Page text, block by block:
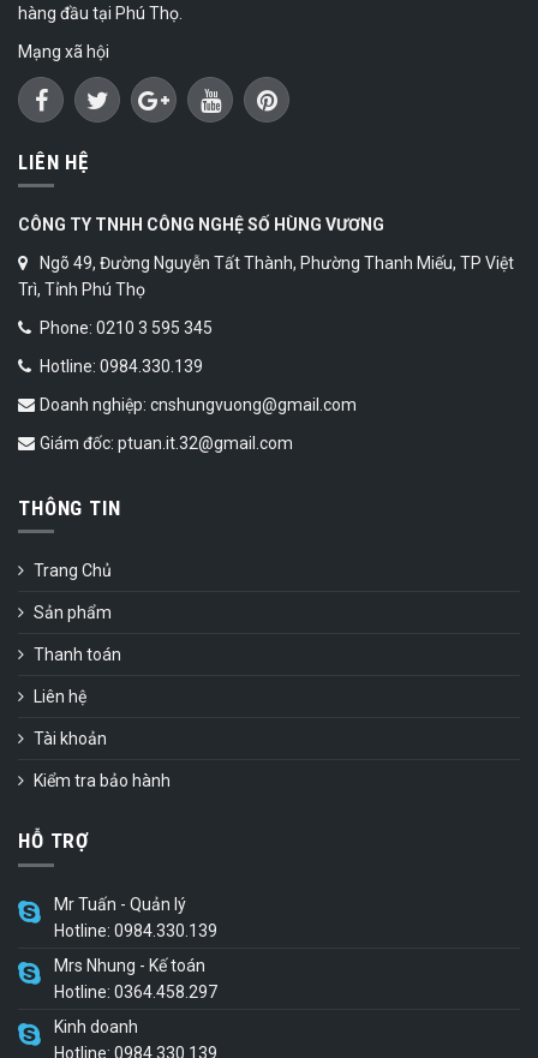
hàng đầu tại Phú Thọ.
Mạng xã hội
LIÊN HỆ
CÔNG TY TNHH CÔNG NGHỆ SỐ HÙNG VƯƠNG
Ngõ 49, Đường Nguyễn Tất Thành, Phường Thanh Miếu, TP Việt
Trì, Tỉnh Phú Thọ
Phone: 0210 3 595 345
Hotline: 0984.330.139
Doanh nghiệp: cnshungvuong@gmail.com
Giám đốc: ptuan.it.32@gmail.com
THÔNG TIN
Trang Chủ
Sản phẩm
Thanh toán
Liên hệ
Tài khoản
Kiểm tra bảo hành
HỖ TRỢ
Mr Tuấn - Quản lý
Hotline: 0984.330.139
Mrs Nhung - Kế toán
Hotline: 0364.458.297
Kinh doanh
Hotline: 0984.330.139